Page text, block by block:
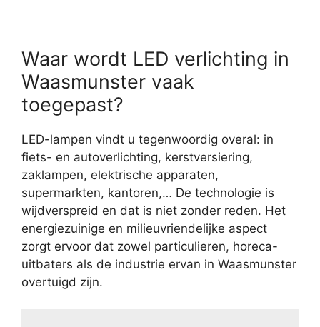
Waar wordt LED verlichting in
Waasmunster vaak
toegepast?
LED-lampen vindt u tegenwoordig overal: in
fiets- en autoverlichting, kerstversiering,
zaklampen, elektrische apparaten,
supermarkten, kantoren,… De technologie is
wijdverspreid en dat is niet zonder reden. Het
energiezuinige en milieuvriendelijke aspect
zorgt ervoor dat zowel particulieren, horeca-
uitbaters als de industrie ervan in Waasmunster
overtuigd zijn.